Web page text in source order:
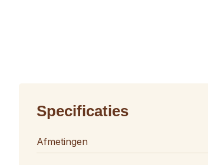
Specificaties
Afmetingen